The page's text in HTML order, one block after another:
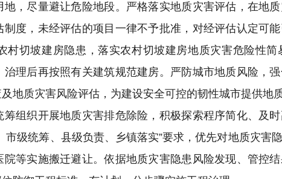
，尽量避让危险地段。严格落实地质灾害评估，在地
度，未经评估的项目一律不予批准，对经评估认定可
村切坡建房隐患，落实农村切坡建房地质灾害危险性
理后再按照有关建筑规范建房。严防城市地质风险，
地质灾害风险评估，为建设安全可控的韧性城市提供地
织开展地质灾害排危除险，积极探索程序简化、及
市级统筹、县级负责、乡镇落实”要求，优先对地质灾害
等实施搬迁避让。依据地质灾害隐患风险发现、管控